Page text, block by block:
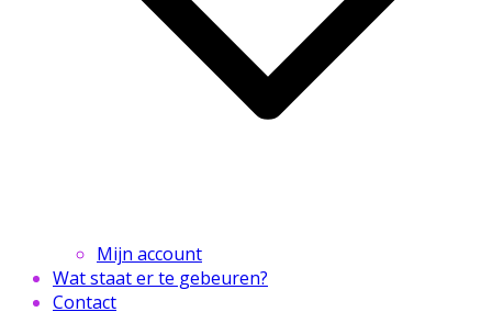
Mijn account
Wat staat er te gebeuren?
Contact